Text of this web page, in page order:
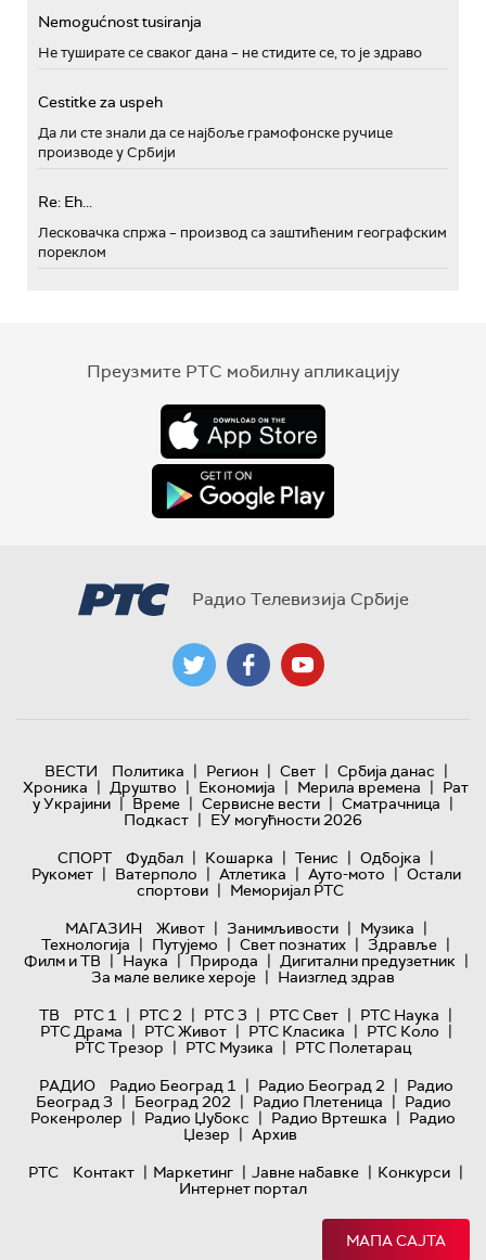
Nemogućnost tusiranja
Не туширате се сваког дана – не стидите се, то је здраво
Cestitke za uspeh
Да ли сте знали да се најбоље грамофонске ручице
производе у Србији
Re: Eh...
Лесковачка спржа – производ са заштићеним географским
пореклом
Преузмите РТС мобилну апликацију
Радио Телевизија Србије
ВЕСТИ Политика | Регион | Свет | Србија данас |
Хроника | Друштво | Економија | Мерила времена | Рат
у Украјини | Време | Сервисне вести | Сматрачница |
Подкаст | ЕУ могућности 2026
СПОРТ
Фудбал | Кошарка | Тенис | Одбојка |
Рукомет | Ватерполо | Атлетика | Ауто-мото | Остали
спортови | Меморијал РТС
МАГАЗИН
Живот | Занимљивости | Музика |
Технологијa | Путујемо | Свет познатих | Здравље |
Филм и ТВ | Наука | Природа | Дигитални предузетник |
За мале велике хероје | Наизглед здрав
ТВ
РТС 1 | РТС 2 | РТС 3 | РТС Свет | РТС Наука |
РТС Драма | РТС Живот | РТС Класика | РТС Коло |
РТС Трезор | РТС Музика | РТС Полетарац
РАДИО
Радио Београд 1 | Радио Београд 2 | Радио
Београд 3 | Београд 202 | Радио Плетеница | Радио
Рокенролер | Радио Џубокс | Радио Вртешка | Радио
Џезер | Архив
РТС
Контакт | Маркетинг | Јавне набавке | Конкурси |
Интернет портал
МАПА САЈТА